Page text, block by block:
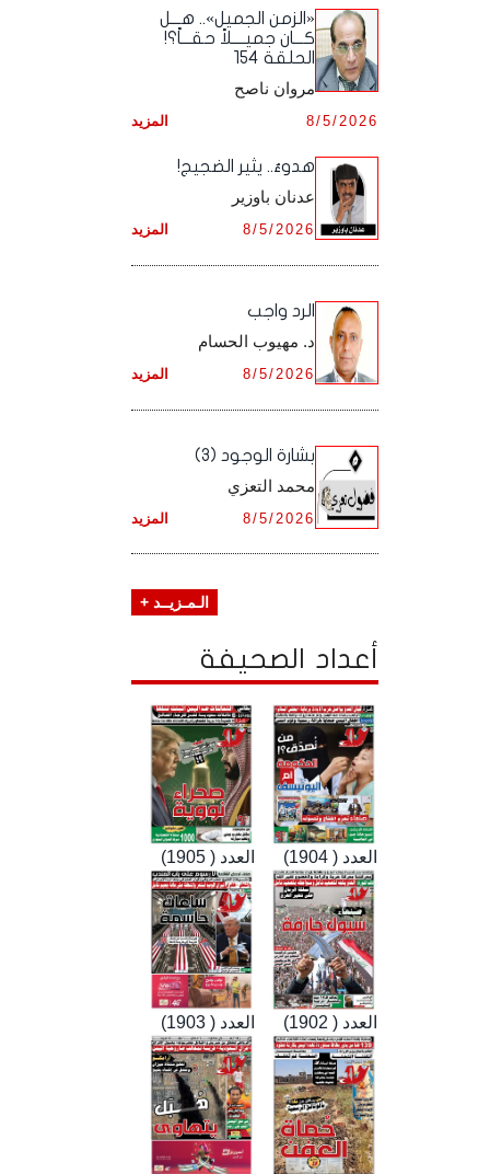
أرشيف شهر نـوفـمـبـر ,
أرشيف شهر ديـسـمـبـر ,
أرشيف شهر أكـتـوبـر ,
أرشيف شهر نـوفـمـبـر ,
أرشيف شهر ديـسـمـبـر ,
أرشيف شهر سـبـتـمـبـر ,
أرشيف شهر أكـتـوبـر ,
أرشيف شهر نـوفـمـبـر ,
أرشيف شهر ديـسـمـبـر ,
«الزمن الجميل».. هـــل
كـــان جميــــلاً حقـــاً؟!
الحلقة 154
مروان ناصح
المزيد 8/5/2026
هدوءٌ.. يثير الضجيج!
عدنان باوزير
المزيد 8/5/2026
الرد واجب
د. مهيوب الحسام
المزيد 8/5/2026
بشارة الوجود (3)
محمد التعزي
المزيد 8/5/2026
الـمـزيــد +
أعداد الصحيفة
العدد ( 1905) العدد ( 1904)
العدد ( 1903) العدد ( 1902)